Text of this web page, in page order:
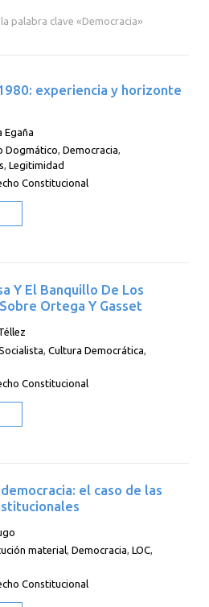
2002 2001 2000
palabra clave «Democracia»
experiencia y horizonte
Egaña
Dogmático,Democracia,
,Legitimidad
Constitucional
Y El Banquillo De Los
Ortega Y Gasset
,Cultura Democrática
Constitucional
el caso de las
material,Democracia,LOC,
Constitucional